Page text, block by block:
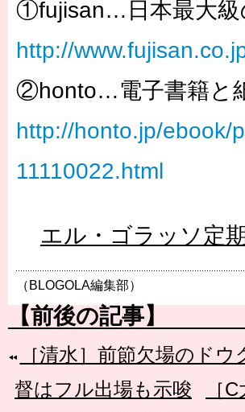
①fujisan…日本最大級
http://
②honto…電子書籍と
http://honto.jp/ebook/
11110022.html
エル・ゴラッソ定
（BLOGOLA編集部）
【前後の記事】
［清水］前節欠場のド
督はフル出場も示唆
［